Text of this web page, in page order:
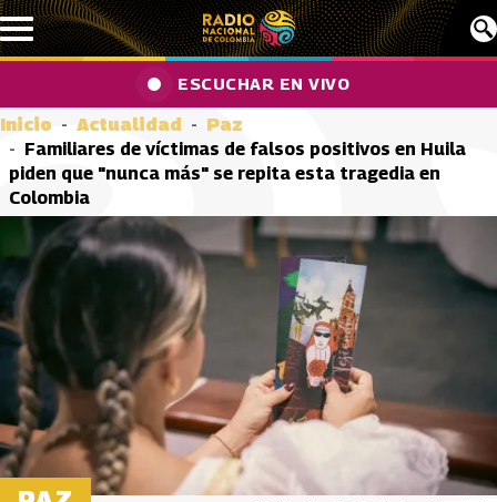
Pasar al contenido principal
ESCUCHAR EN VIVO
Inicio Actualidad
Paz
Familiares de víctimas de falsos positivos en Huila
piden que "nunca más" se repita esta tragedia en
Colombia